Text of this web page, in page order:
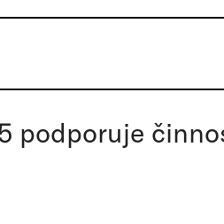
podporuje